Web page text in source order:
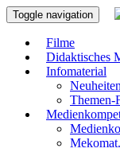
Toggle navigation
Filme
Didaktisches
Infomaterial
Neuheiten
Themen-